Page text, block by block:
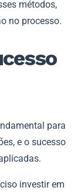
métodos,
no processo.
para
e o sucesso
investir em